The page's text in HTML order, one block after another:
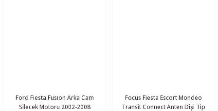
Ford Fiesta Fusıon Arka Cam
Silecek Motoru 2002-2008
Focus Fiesta Escort Mondeo
Transit Connect Anten Dişi Tip